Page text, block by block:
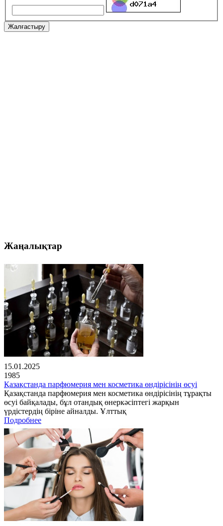
Жалғастыру
Жаңалықтар
15.01.2025
1985
Қазақстанда парфюмерия мен косметика өндірісінің өсуі
Қазақстанда парфюмерия мен косметика өндірісінің тұрақты
өсуі байқалады, бұл отандық өнеркәсіптегі жарқын
үрдістердің біріне айналды. Ұлттық
Подробнее